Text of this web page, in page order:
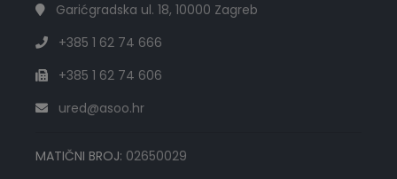
Garićgradska ul. 18, 10000 Zagreb
+385 1 62 74 666
+385 1 62 74 606
ured@asoo.hr
MATIČNI BROJ: 02650029